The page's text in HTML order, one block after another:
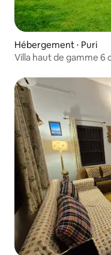
Hébergement ⋅ Puri
Villa haut de gamme 6